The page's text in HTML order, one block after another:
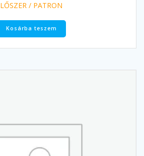
LŐSZER / PATRON
Kosárba teszem